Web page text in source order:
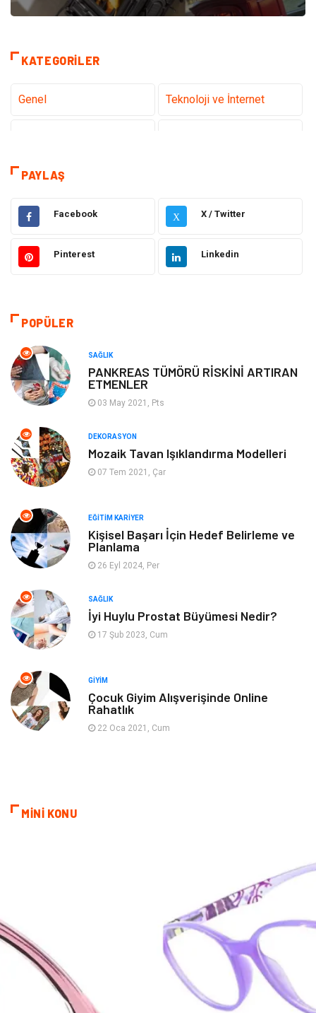
KATEGORILER
Genel Teknoloji ve İnternet
Dekorasyon
Hukuk Elektrik & Elektronik
Giyim Makine
Otomotiv
Keyif ve Hobi
Moda
Anne Çocuk
Aksesuar Genel Kültür
Spor Müzik
Ev işleri
Cam
Sigorta Spor Malzemeleri
Bebek Giyim
Kına Gecesi
PAYLAŞ
Facebook X X / Twitter
Pinterest Linkedin
POPÜLER
SAĞLIK
PANKREAS TÜMÖRÜ RİSKİNİ ARTIRAN
ETMENLER
03 May 2021, Pts
DEKORASYON
Mozaik Tavan Işıklandırma Modelleri
07 Tem 2021, Çar
EĞITIM KARIYER
Kişisel Başarı İçin Hedef Belirleme ve
Planlama
26 Eyl 2024, Per
SAĞLIK
İyi Huylu Prostat Büyümesi Nedir?
17 Şub 2023, Cum
GIYIM
Çocuk Giyim Alışverişinde Online
Rahatlık
22 Oca 2021, Cum
MİNİ KONU